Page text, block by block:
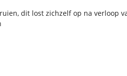
dit lost zichzelf op na verloop